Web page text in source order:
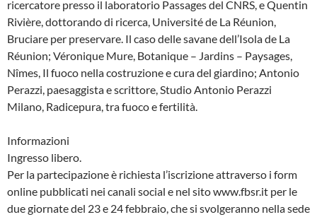
ricercatore presso il laboratorio Passages del CNRS, e Quentin
Rivière, dottorando di ricerca, Université de La Réunion,
Bruciare per preservare. Il caso delle savane dell’Isola de La
Réunion; Véronique Mure, Botanique – Jardins – Paysages,
Nîmes, Il fuoco nella costruzione e cura del giardino; Antonio
Perazzi, paesaggista e scrittore, Studio Antonio Perazzi
Milano, Radicepura, tra fuoco e fertilità.
Informazioni
Ingresso libero.
Per la partecipazione è richiesta l’iscrizione attraverso i form
online pubblicati nei canali social e nel sito www.fbsr.it per le
due giornate del 23 e 24 febbraio, che si svolgeranno nella sede